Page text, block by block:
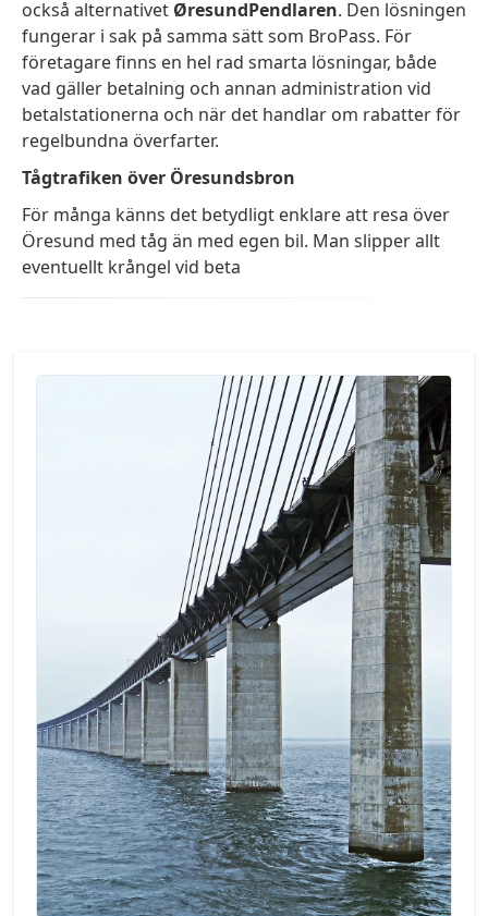
också alternativet ØresundPendlaren. Den lösningen
fungerar i sak på samma sätt som BroPass. För
företagare finns en hel rad smarta lösningar, både
vad gäller betalning och annan administration vid
betalstationerna och när det handlar om rabatter för
regelbundna överfarter.
Tågtrafiken över Öresundsbron
För många känns det betydligt enklare att resa över
Öresund med tåg än med egen bil. Man slipper allt
eventuellt krångel vid beta